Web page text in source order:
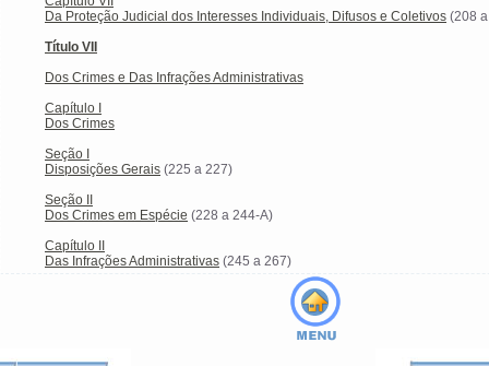
Da Proteção Judicial dos Interesses Individuais, Difusos e Coletivos (208
Título VII
Dos Crimes e Das Infrações Administrativas
Capítulo I
Dos Crimes
Seção I
Disposições Gerais (225 a 227)
Seção II
Dos Crimes em Espécie (228 a 244-A)
Capítulo II
Das Infrações Administrativas (245 a 267)